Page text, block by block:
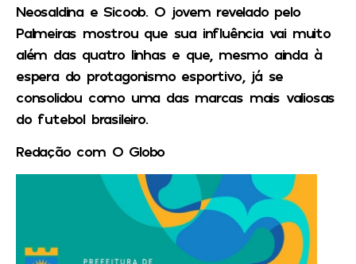
Neosaldina e Sicoob. O jovem revelado pelo
Palmeiras mostrou que sua influência vai muito
além das quatro linhas e que, mesmo ainda à
espera do protagonismo esportivo, já se
consolidou como uma das marcas mais valiosas
do futebol brasileiro.
Redação com O Globo